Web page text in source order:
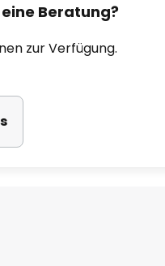
Beratung?
zur Verfügung.